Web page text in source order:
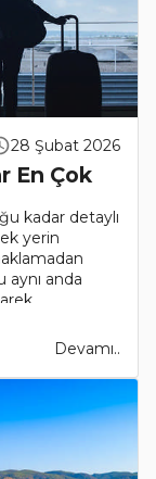
28 Şubat 2026
En Çok
kadar detaylı
yerin
aynı anda
Devamı..